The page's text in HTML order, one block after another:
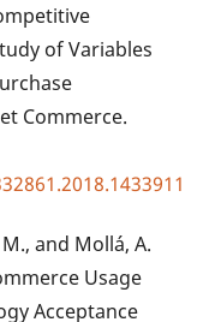
of Variables
Commerce.
and Mollá, A.
Usage
Acceptance